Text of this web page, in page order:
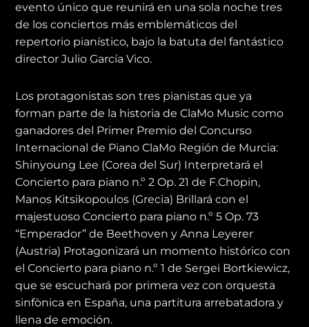
evento único que reunirá en una sola noche tres
de los conciertos más emblemáticos del
repertorio pianístico, bajo la batuta del fantástico
director Julio García Vico.
Los protagonistas son tres pianistas que ya
forman parte de la historia de ClaMo Music como
ganadores del Primer Premio del Concurso
Internacional de Piano ClaMo Región de Murcia:
Shinyoung Lee (Corea del Sur) Interpretará el
Concierto para piano n.º 2 Op. 21 de F.Chopin,
Manos Kitsikopoulos (Grecia) Brillará con el
majestuoso Concierto para piano n.º 5 Op. 73
“Emperador” de Beethoven y Anna Leyerer
(Austria) Protagonizará un momento histórico con
el Concierto para piano n.º 1 de Sergei Bortkiewicz,
que se escuchará por primera vez con orquesta
sinfònica en España, una partitura arrebatadora y
llena de emoción.